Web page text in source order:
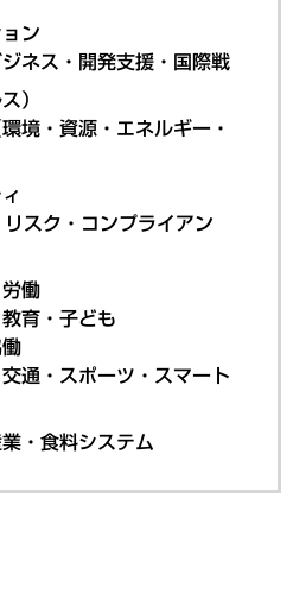
ン
ネス・開発支援・国際戦
）
境・資源・エネルギー・
スク・コンプライアン
働
育・子ども
通・スポーツ・スマート
・食料システム